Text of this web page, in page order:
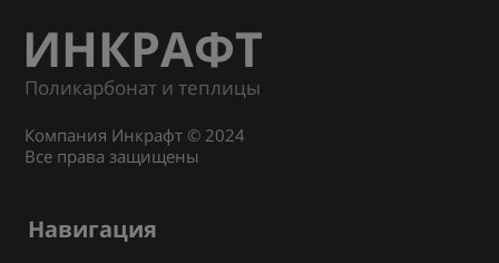
ИНКРАФТ
Поликарбонат и теплицы
Компания Инкрафт © 2024
Все права защищены
Навигация